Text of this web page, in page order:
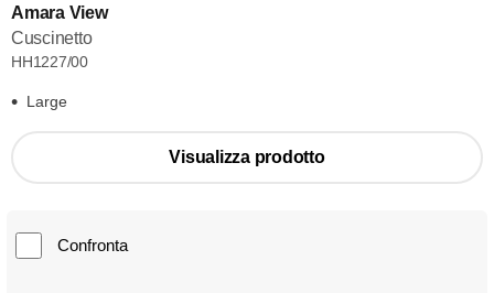
Amara View
Cuscinetto
HH1227/00
Large
Visualizza prodotto
Confronta